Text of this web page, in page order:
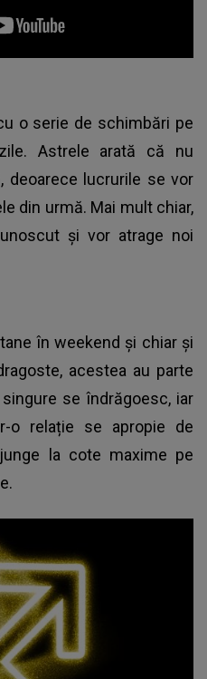
o serie de schimbări pe
Astrele arată că nu
deoarece lucrurile se vor
din urmă. Mai mult chiar,
și vor atrage noi
în weekend și chiar și
acestea au parte
se îndrăgoesc, iar
o relație se apropie de
la cote maxime pe